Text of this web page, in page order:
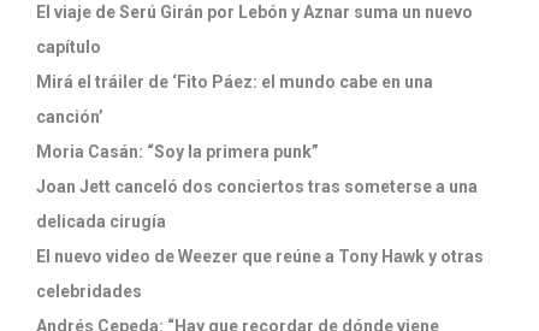
El viaje de Serú Girán por Lebón y Aznar suma un nuevo
capítulo
Mirá el tráiler de ‘Fito Páez: el mundo cabe en una
canción’
Moria Casán: “Soy la primera punk”
Joan Jett canceló dos conciertos tras someterse a una
delicada cirugía
El nuevo video de Weezer que reúne a Tony Hawk y otras
celebridades
Andrés Cepeda: “Hay que recordar de dónde viene